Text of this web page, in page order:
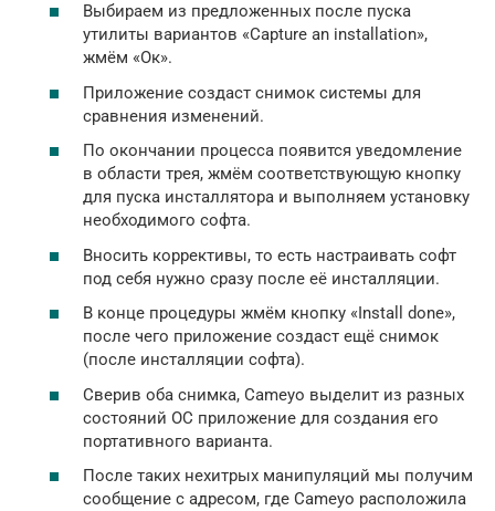
Выбираем из предложенных после пуска
утилиты вариантов «Capture an installation»,
жмём «Ок».
Приложение создаст снимок системы для
сравнения изменений.
По окончании процесса появится уведомление
в области трея, жмём соответствующую кнопку
для пуска инсталлятора и выполняем установку
необходимого софта.
Вносить коррективы, то есть настраивать софт
под себя нужно сразу после её инсталляции.
В конце процедуры жмём кнопку «Install done»,
после чего приложение создаст ещё снимок
(после инсталляции софта).
Сверив оба снимка, Cameyo выделит из разных
состояний ОС приложение для создания его
портативного варианта.
После таких нехитрых манипуляций мы получим
сообщение с адресом, где Cameyo расположила